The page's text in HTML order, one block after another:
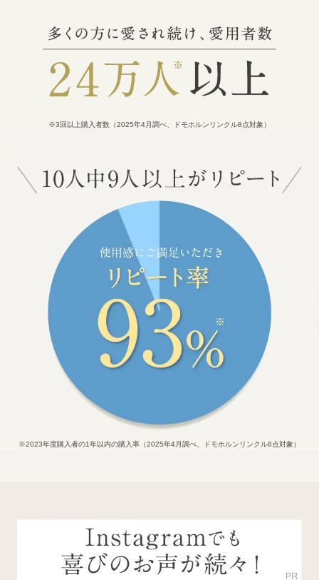
※3回以上購入者数（2025年4月調べ、ドモホルンリンクル8点対象）
※2023年度購入者の1年以内の購入率（2025年4月調べ、ドモホルンリンクル8点対象）